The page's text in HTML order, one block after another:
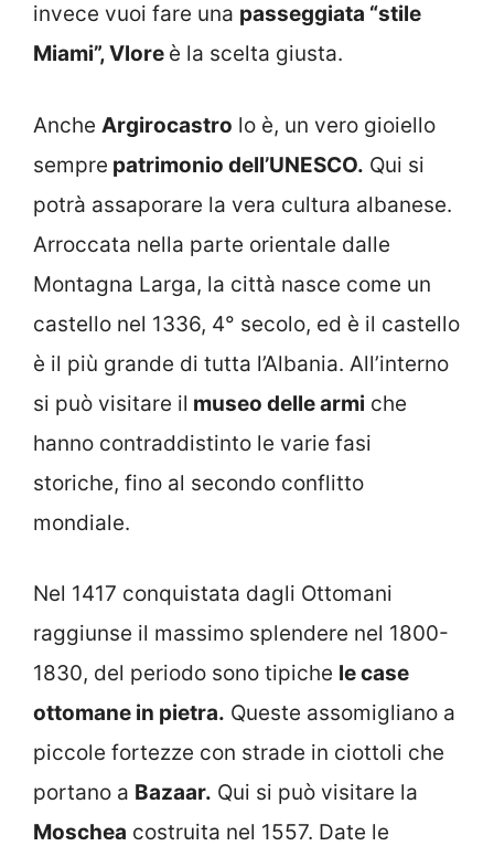
invece vuoi fare una passeggiata “stile
Miami”, Vlore è la scelta giusta.
Anche Argirocastro lo è, un vero gioiello
sempre patrimonio dell’UNESCO. Qui si
potrà assaporare la vera cultura albanese.
Arroccata nella parte orientale dalle
Montagna Larga, la città nasce come un
castello nel 1336, 4° secolo, ed è il castello
è il più grande di tutta l’Albania. All’interno
si può visitare il museo delle armi che
hanno contraddistinto le varie fasi
storiche, fino al secondo conflitto
mondiale.
Nel 1417 conquistata dagli Ottomani
raggiunse il massimo splendere nel 1800-
1830, del periodo sono tipiche le case
ottomane in pietra. Queste assomigliano a
piccole fortezze con strade in ciottoli che
portano a Bazaar. Qui si può visitare la
Moschea costruita nel 1557. Date le